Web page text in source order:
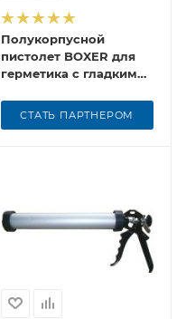
Полукорпусной
пистолет BOXER для
герметика с гладким
СТАТЬ ПАРТНЕРОМ